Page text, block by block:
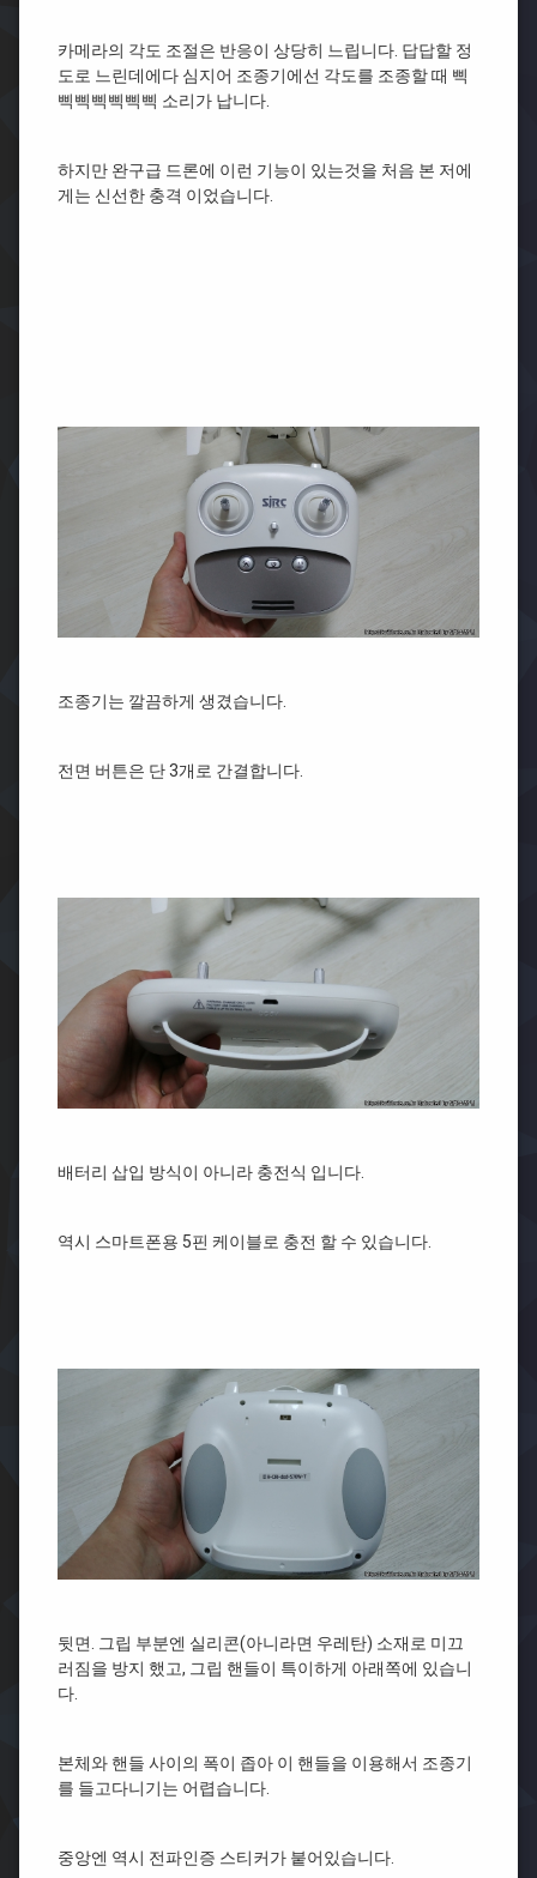
카메라의 각도 조절은 반응이 상당히 느립니다. 답답할 정
도로 느린데에다 심지어 조종기에선 각도를 조종할 때 삑
삑삑삑삑삑삑 소리가 납니다.
하지만 완구급 드론에 이런 기능이 있는것을 처음 본 저에
게는 신선한 충격 이었습니다.
조종기는 깔끔하게 생겼습니다.
전면 버튼은 단 3개로 간결합니다.
배터리 삽입 방식이 아니라 충전식 입니다.
역시 스마트폰용 5핀 케이블로 충전 할 수 있습니다.
뒷면. 그립 부분엔 실리콘(아니라면 우레탄) 소재로 미끄
러짐을 방지 했고, 그립 핸들이 특이하게 아래쪽에 있습니
다.
본체와 핸들 사이의 폭이 좁아 이 핸들을 이용해서 조종기
를 들고다니기는 어렵습니다.
중앙엔 역시 전파인증 스티커가 붙어있습니다.